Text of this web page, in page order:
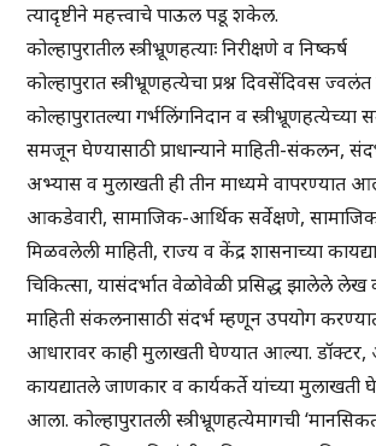
त्यादृष्टीने महत्त्वाचे पाऊल पडू शकेल.
कोल्हापुरातील स्त्रीभ्रूणहत्याः निरीक्षणे व निष्कर्ष
कोल्हापुरात स्त्रीभ्रूणहत्येचा प्रश्न दिवसेंदिवस
कोल्हापुरातल्या गर्भलिंगनिदान व
समजून घेण्यासाठी प्राधान्याने माहिती-संकलन,
अभ्यास व मुलाखती ही तीन माध्यमे वापरण्यात
आकडेवारी, सामाजिक-आर्थिक सर्वेक्षणे,
मिळवलेली माहिती, राज्य व केंद्र शासनाच्या
चिकित्सा, यासंदर्भात वेळोवेळी प्रसिद्ध झालेले लेख
माहिती संकलनासाठी संदर्भ म्हणून उपयोग
आधारावर काही मुलाखती घेण्यात आल्या. डॉक्टर,
कायद्यातले जाणकार व कार्यकर्ते यांच्या मुलाखती
आला. कोल्हापुरातली स्त्रीभ्रूणहत्येमागची